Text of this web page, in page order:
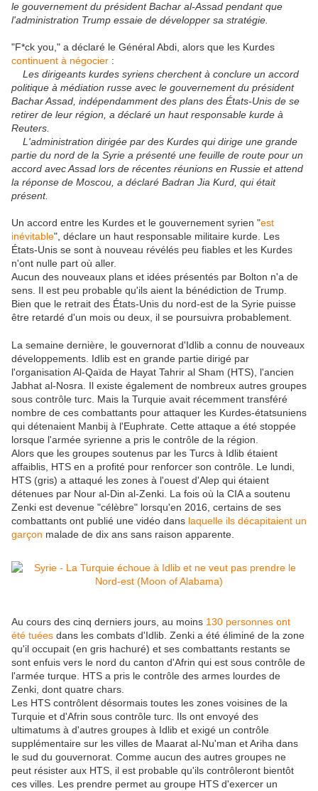
le gouvernement du président Bachar al-Assad pendant que
l'administration Trump essaie de développer sa stratégie.
"F*ck you," a déclaré le Général Abdi, alors que les Kurdes
continuent à négocier :
Les dirigeants kurdes syriens cherchent à conclure un accord
politique à médiation russe avec le gouvernement du président
Bachar Assad, indépendamment des plans des États-Unis de se
retirer de leur région, a déclaré un haut responsable kurde à
Reuters.
L'administration dirigée par des Kurdes qui dirige une grande
partie du nord de la Syrie a présenté une feuille de route pour un
accord avec Assad lors de récentes réunions en Russie et attend
la réponse de Moscou, a déclaré Badran Jia Kurd, qui était
présent.
Un accord entre les Kurdes et le gouvernement syrien "est
inévitable", déclare un haut responsable militaire kurde. Les
États-Unis se sont à nouveau révélés peu fiables et les Kurdes
n'ont nulle part où aller.
Aucun des nouveaux plans et idées présentés par Bolton n'a de
sens. Il est peu probable qu'ils aient la bénédiction de Trump.
Bien que le retrait des États-Unis du nord-est de la Syrie puisse
être retardé d'un mois ou deux, il se poursuivra probablement.
La semaine dernière, le gouvernorat d'Idlib a connu de nouveaux
développements. Idlib est en grande partie dirigé par
l'organisation Al-Qaïda de Hayat Tahrir al Sham (HTS), l'ancien
Jabhat al-Nosra. Il existe également de nombreux autres groupes
sous contrôle turc. Mais la Turquie avait récemment transféré
nombre de ces combattants pour attaquer les Kurdes-étatsuniens
qui détenaient Manbij à l'Euphrate. Cette attaque a été stoppée
lorsque l'armée syrienne a pris le contrôle de la région.
Alors que les groupes soutenus par les Turcs à Idlib étaient
affaiblis, HTS en a profité pour renforcer son contrôle. Le lundi,
HTS (gris) a attaqué les zones à l'ouest d'Alep qui étaient
détenues par Nour al-Din al-Zenki. La fois où la CIA a soutenu
Zenki est devenue "célèbre" lorsqu'en 2016, certains de ses
combattants ont publié une vidéo dans laquelle ils décapitaient un
garçon malade de dix ans sans raison apparente.
Au cours des cinq derniers jours, au moins 130 personnes ont
été tuées dans les combats d'Idlib. Zenki a été éliminé de la zone
qu'il occupait (en gris hachuré) et ses combattants restants se
sont enfuis vers le nord du canton d'Afrin qui est sous contrôle de
l'armée turque. HTS a pris le contrôle des armes lourdes de
Zenki, dont quatre chars.
Les HTS contrôlent désormais toutes les zones voisines de la
Turquie et d'Afrin sous contrôle turc. Ils ont envoyé des
ultimatums à d'autres groupes à Idlib et exigé un contrôle
supplémentaire sur les villes de Maarat al-Nu'man et Ariha dans
le sud du gouvernorat. Comme aucun des autres groupes ne
peut résister aux HTS, il est probable qu'ils contrôleront bientôt
ces villes. Les prendre permet au groupe HTS d'exercer un